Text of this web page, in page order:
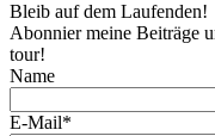
Bleib auf dem Laufenden!
Abonnier meine Beiträge
tour!
Name
E-Mail*